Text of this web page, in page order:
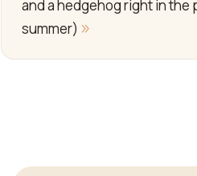
Yo
and a hedgehog right in the
summer) »